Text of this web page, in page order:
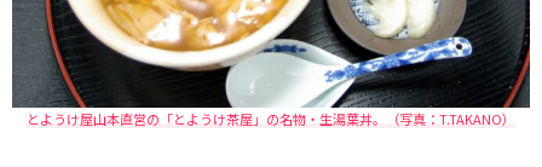
とようけ屋山本直営の「とようけ茶屋」の名物・生湯葉丼。（写真：T.TAKANO）